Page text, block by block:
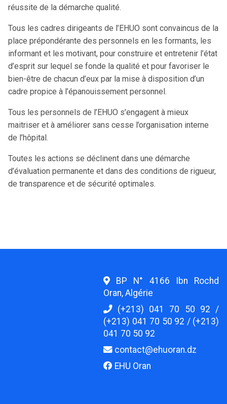
réussite de la démarche qualité.
Tous les cadres dirigeants de l’EHUO sont convaincus de la
place prépondérante des personnels en les formants, les
informant et les motivant, pour construire et entretenir l’état
d’esprit sur lequel se fonde la qualité et pour favoriser le
bien-être de chacun d’eux par la mise à disposition d’un
cadre propice à l’épanouissement personnel.
Tous les personnels de l’EHUO s’engagent à mieux
maitriser et à améliorer sans cesse l’organisation interne
de l’hôpital.
Toutes les actions se déclinent dans une démarche
d’évaluation permanente et dans des conditions de rigueur,
de transparence et de sécurité optimales.
BP N° 4166 Ibn Rochd
Oran, Algérie
(+213) 041 70 50 92 /
(+213) 041 70 50 92 / (+213)
041 70 50 92
contact@ehuoran.dz
EHU Oran